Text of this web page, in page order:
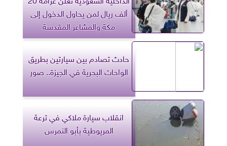
ألف ريال لمن يحاول الدخول إلى
مكة والمشاعر المقدسة
حادث تصادم بين سيارتين بطريق
الواحات البحرية في الجيزة.. صور
انقلاب سيارة ملاكي في ترعة
المريوطية بأبو النمرس